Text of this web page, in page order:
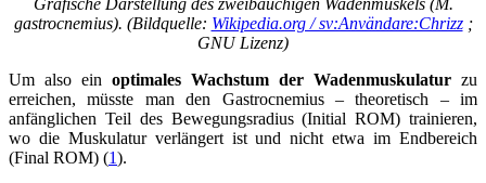
Grafische Darstellung des zweibäuchigen Wadenmuskels (M.
gastrocnemius). (Bildquelle: Wikipedia.org / sv:Användare:Chrizz;
GNU Lizenz)
Um also ein optimales Wachstum der Wadenmuskulatur zu
erreichen, müsste man den Gastrocnemius – theoretisch – im
anfänglichen Teil des Bewegungsradius (Initial ROM) trainieren,
wo die Muskulatur verlängert ist und nicht etwa im Endbereich
(Final ROM) (1).